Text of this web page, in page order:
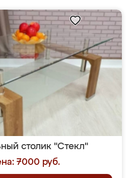
столик "Стекл"
7000 руб.